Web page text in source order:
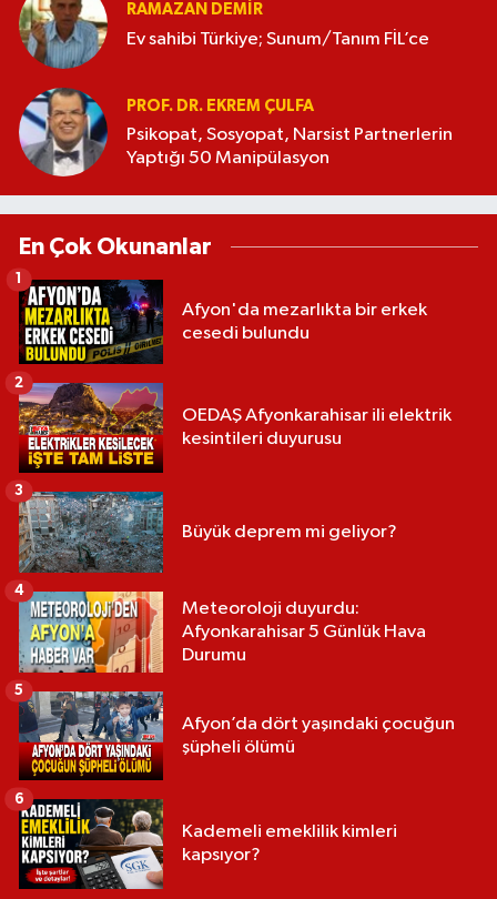
RAMAZAN DEMİR
Ev sahibi Türkiye; Sunum/Tanım FİL’ce
PROF. DR. EKREM ÇULFA
Psikopat, Sosyopat, Narsist Partnerlerin
Yaptığı 50 Manipülasyon
En Çok Okunanlar
Afyon'da mezarlıkta bir erkek
cesedi bulundu
1
OEDAŞ Afyonkarahisar ili elektrik
kesintileri duyurusu
2
Büyük deprem mi geliyor?
3
Meteoroloji duyurdu:
Afyonkarahisar 5 Günlük Hava
Durumu
4
Afyon’da dört yaşındaki çocuğun
şüpheli ölümü
5
Kademeli emeklilik kimleri
kapsıyor?
6